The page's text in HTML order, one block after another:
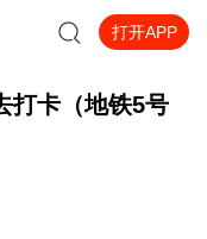
打开APP
打卡（地铁5号